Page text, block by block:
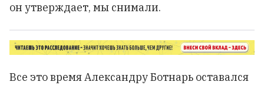
он утверждает, мы снимали.
Все это время Александру Ботнарь оставался